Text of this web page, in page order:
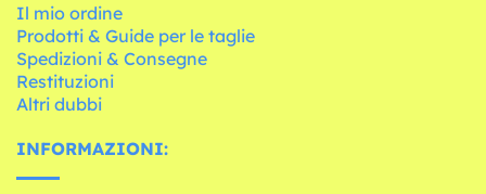
Il mio ordine
Prodotti & Guide per le taglie
Spedizioni & Consegne
Restituzioni
Altri dubbi
INFORMAZIONI: